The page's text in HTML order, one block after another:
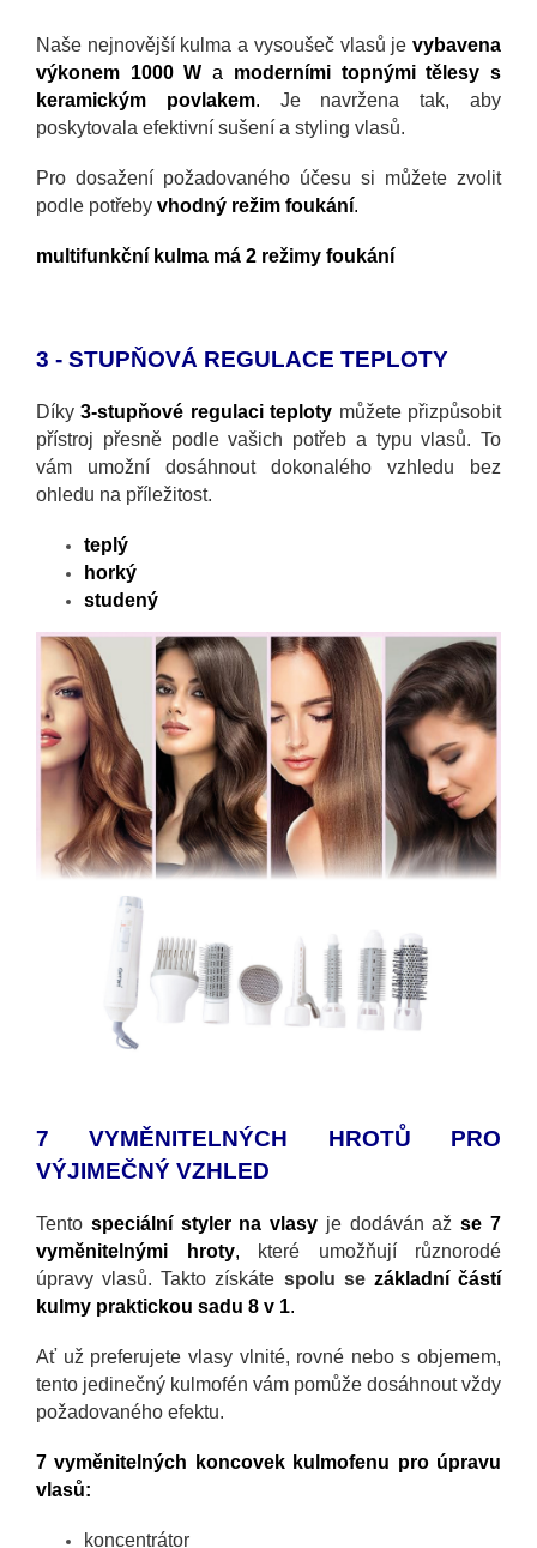
Naše nejnovější kulma a vysoušeč vlasů je vybavena
výkonem 1000 Wa moderními topnými tělesy s
keramickým povlakem. Je navržena tak, aby
poskytovala efektivní sušení a styling vlasů.
Pro dosažení požadovaného účesu si můžete zvolit
podle potřeby vhodný režim foukání.
multifunkční kulma má 2 režimy foukání
3 - STUPŇOVÁ REGULACE TEPLOTY
Díky3-stupňové regulaci teploty můžete přizpůsobit
přístroj přesně podle vašich potřeb a typu vlasů. To
vám umožní dosáhnout dokonalého vzhledu bez
ohledu na příležitost.
teplý
horký
studený
7 VYMĚNITELNÝCH HROTŮ PRO
VÝJIMEČNÝ VZHLED
Tento speciální styler na vlasy je dodáván ažse 7
vyměnitelnými hroty,
které umožňují různorodé
úpravy vlasů. Takto získáte spolu se základní částí
kulmy praktickou sadu 8 v 1.
Ať už preferujete vlasy vlnité, rovné nebo s objemem,
tento jedinečný kulmofén vám pomůže dosáhnout vždy
požadovaného efektu.
7 vyměnitelných koncovek kulmofenu pro úpravu
vlasů:
koncentrátor